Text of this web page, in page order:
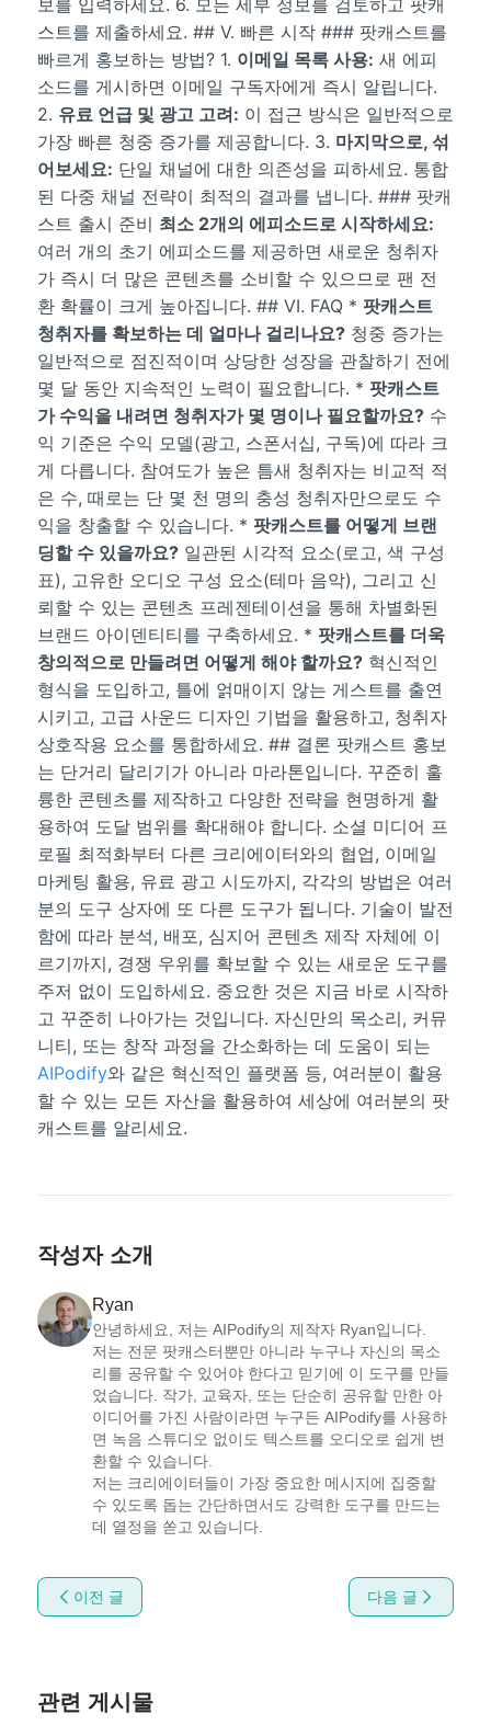
스트를 제출하세요. ## V. 빠른 시작 ### 팟캐스트를
빠르게 홍보하는 방법? 1. 이메일 목록 사용: 새 에피
소드를 게시하면 이메일 구독자에게 즉시 알립니다.
2. 유료 언급 및 광고 고려: 이 접근 방식은 일반적으로
가장 빠른 청중 증가를 제공합니다. 3. 마지막으로, 섞
어보세요: 단일 채널에 대한 의존성을 피하세요. 통합
된 다중 채널 전략이 최적의 결과를 냅니다. ### 팟캐
스트 출시 준비 최소 2개의 에피소드로 시작하세요:
여러 개의 초기 에피소드를 제공하면 새로운 청취자
가 즉시 더 많은 콘텐츠를 소비할 수 있으므로 팬 전
환 확률이 크게 높아집니다. ## VI. FAQ * 팟캐스트
청취자를 확보하는 데 얼마나 걸리나요?청중 증가는
일반적으로 점진적이며 상당한 성장을 관찰하기 전에
몇 달 동안 지속적인 노력이 필요합니다. * 팟캐스트
가 수익을 내려면 청취자가 몇 명이나 필요할까요?수
익 기준은 수익 모델(광고, 스폰서십, 구독)에 따라 크
게 다릅니다. 참여도가 높은 틈새 청취자는 비교적 적
은 수, 때로는 단 몇 천 명의 충성 청취자만으로도 수
익을 창출할 수 있습니다. * 팟캐스트를 어떻게 브랜
딩할 수 있을까요?일관된 시각적 요소(로고, 색 구성
표), 고유한 오디오 구성 요소(테마 음악), 그리고 신
뢰할 수 있는 콘텐츠 프레젠테이션을 통해 차별화된
브랜드 아이덴티티를 구축하세요. * 팟캐스트를 더욱
창의적으로 만들려면 어떻게 해야 할까요?혁신적인
형식을 도입하고, 틀에 얽매이지 않는 게스트를 출연
시키고, 고급 사운드 디자인 기법을 활용하고, 청취자
상호작용 요소를 통합하세요. ## 결론 팟캐스트 홍보
는 단거리 달리기가 아니라 마라톤입니다. 꾸준히 훌
륭한 콘텐츠를 제작하고 다양한 전략을 현명하게 활
용하여 도달 범위를 확대해야 합니다. 소셜 미디어 프
로필 최적화부터 다른 크리에이터와의 협업, 이메일
마케팅 활용, 유료 광고 시도까지, 각각의 방법은 여러
분의 도구 상자에 또 다른 도구가 됩니다. 기술이 발전
함에 따라 분석, 배포, 심지어 콘텐츠 제작 자체에 이
르기까지, 경쟁 우위를 확보할 수 있는 새로운 도구를
주저 없이 도입하세요. 중요한 것은 지금 바로 시작하
고 꾸준히 나아가는 것입니다. 자신만의 목소리, 커뮤
니티, 또는 창작 과정을 간소화하는 데 도움이 되는
AIPodify와 같은 혁신적인 플랫폼 등, 여러분이 활용
할 수 있는 모든 자산을 활용하여 세상에 여러분의 팟
캐스트를 알리세요.
작성자 소개
Ryan
안녕하세요, 저는 AIPodify의 제작자 Ryan입니다.
저는 전문 팟캐스터뿐만 아니라 누구나 자신의 목소
리를 공유할 수 있어야 한다고 믿기에 이 도구를 만들
었습니다. 작가, 교육자, 또는 단순히 공유할 만한 아
이디어를 가진 사람이라면 누구든 AIPodify를 사용하
면 녹음 스튜디오 없이도 텍스트를 오디오로 쉽게 변
환할 수 있습니다.
저는 크리에이터들이 가장 중요한 메시지에 집중할
수 있도록 돕는 간단하면서도 강력한 도구를 만드는
데 열정을 쏟고 있습니다.
이전 글 다음 글
관련 게시물